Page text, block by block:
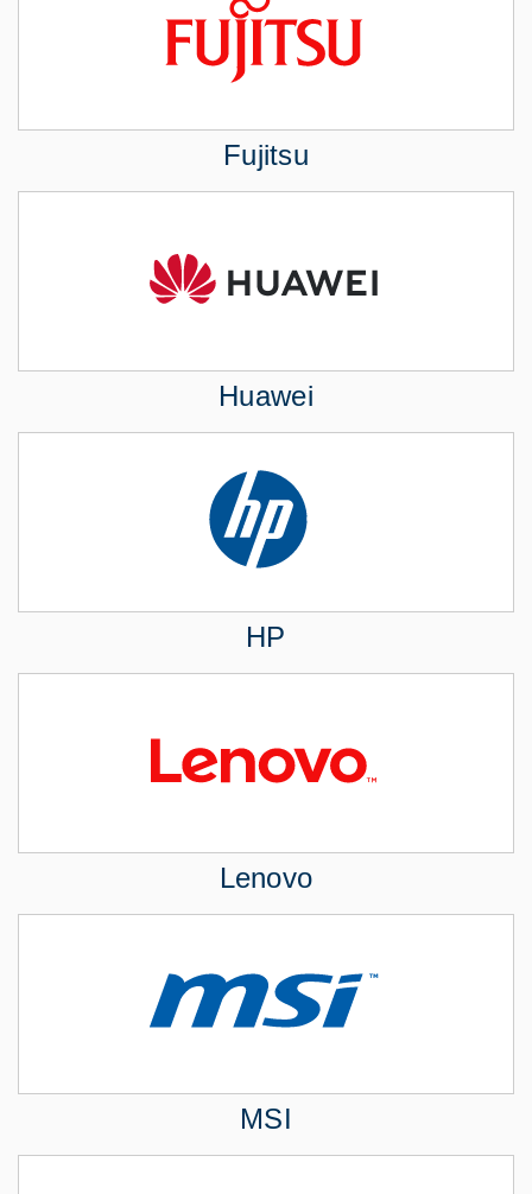
Fujitsu
Huawei
HP
Lenovo
MSI